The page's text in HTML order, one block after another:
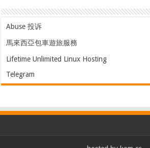
Abuse 投诉
馬來西亞包車遊旅服務
Lifetime Unlimited Linux Hosting
Telegram